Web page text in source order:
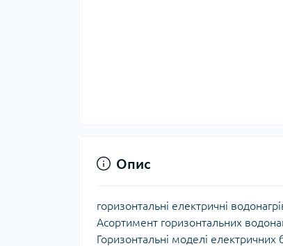
Опис
горизонтальні електричні
Асортимент горизонтальних
Горизонтальні моделі